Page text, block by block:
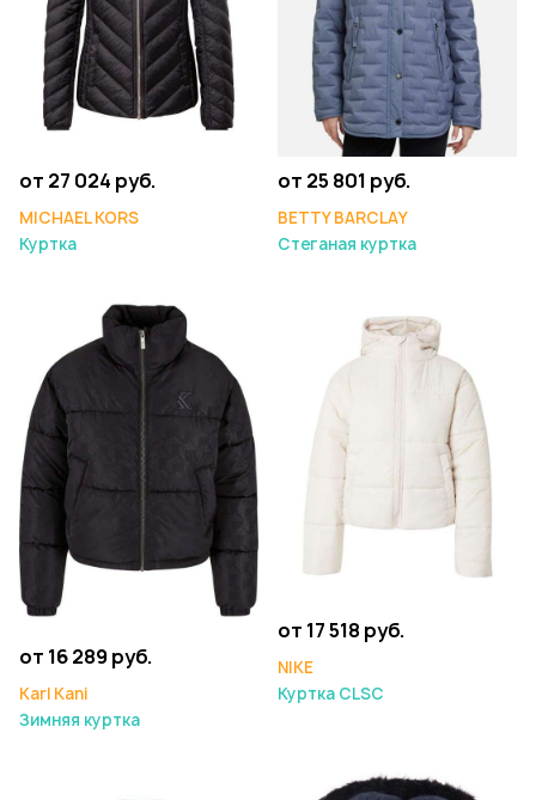
от 27 024 руб.
MICHAEL KORS
Куртка
от 25 801 руб.
BETTY BARCLAY
Стеганая куртка
от 16 289 руб.
Karl Kani
Зимняя куртка
от 17 518 руб.
NIKE
Куртка CLSC